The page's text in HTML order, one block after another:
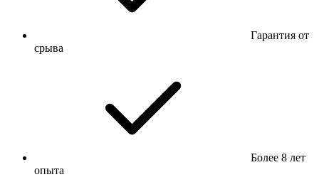
Гарантия от
срыва
Более 8 лет
опыта